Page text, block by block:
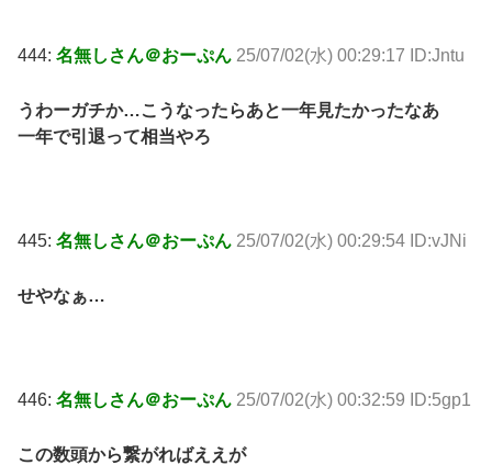
444: 名無しさん＠おーぷん 25/07/02(水) 00:29:17 ID:Jntu
うわーガチか…こうなったらあと一年見たかったなあ
一年で引退って相当やろ
445: 名無しさん＠おーぷん 25/07/02(水) 00:29:54 ID:vJNi
せやなぁ…
446: 名無しさん＠おーぷん 25/07/02(水) 00:32:59 ID:5gp1
この数頭から繋がればええが